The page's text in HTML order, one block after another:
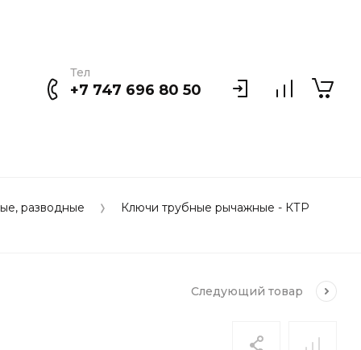
Тел
+7 747 696 80 50
разводные
Ключи трубные рычажные - КТР
Следующий товар